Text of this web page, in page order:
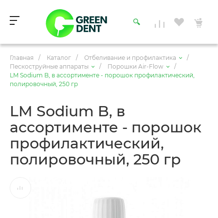
Главная / Каталог / Отбеливание и профилактика
/
Пескоструйные аппараты
/ Порошки Air-Flow
/
LM Sodium B, в ассортименте - порошок профилактический,
полировочный, 250 гр
LM Sodium B, в
ассортименте - порошок
профилактический,
полировочный, 250 гр